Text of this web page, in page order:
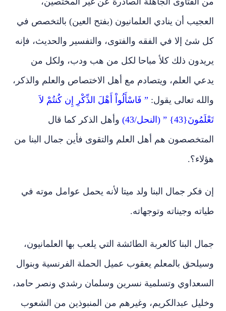
من الفتاوى الجاهلة الصادرة عن غير المختصين،
العجيب أن ينادي العلمانيون (بفتح العين) بالتخصص في
كل شئ إلا في الفقه والفتوى، والتفسير والحديث، فإنه
يريدون ذلك كلأ مباحا لكل من هب ودب، ولكل من
يدعي العلم، ويتصادم مع أهل الاختصاص والعلم والذكر،
والله تعالى يقول:
” فَاسْأَلُواْ أَهْلَ الذِّكْرِ إِن كُنتُمْ لاَ
تَعْلَمُونَ{43} ” (النحل/43)
وأهل الذكر كما قال
المتخصصون هم أهل العلم والتقوى فأين جمال البنا من
هؤلاء؟.
إن فكر جمال البنا ولد ميتا لأنه يحمل عوامل موته في
طياته وجيناته وتوجهاته.
جمال البنا كالعربة الطائشة التي يلعب بها العلمانيون،
وسيلحق بالمعلم يعقوب عميل الحملة الفرنسية وبنوال
السعداوي وتسلمية نسرين وسلمان رشدي ونصر حامد،
وخليل عبدالكريم، وغيرهم من المنبوذين من الشعوب